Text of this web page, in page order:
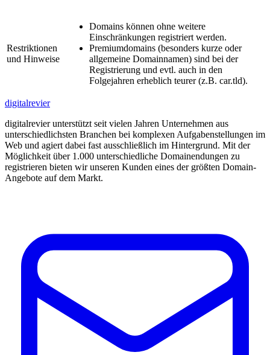
Restriktionen
und Hinweise
Domains können ohne weitere
Einschränkungen registriert werden.
Premiumdomains (besonders kurze oder
allgemeine Domainnamen) sind bei der
Registrierung und evtl. auch in den
Folgejahren erheblich teurer (z.B. car.tld).
digitalrevier
digitalrevier unterstützt seit vielen Jahren Unternehmen aus
unterschiedlichsten Branchen bei komplexen Aufgabenstellungen im
Web und agiert dabei fast ausschließlich im Hintergrund. Mit der
Möglichkeit über 1.000 unterschiedliche Domainendungen zu
registrieren bieten wir unseren Kunden eines der größten Domain-
Angebote auf dem Markt.